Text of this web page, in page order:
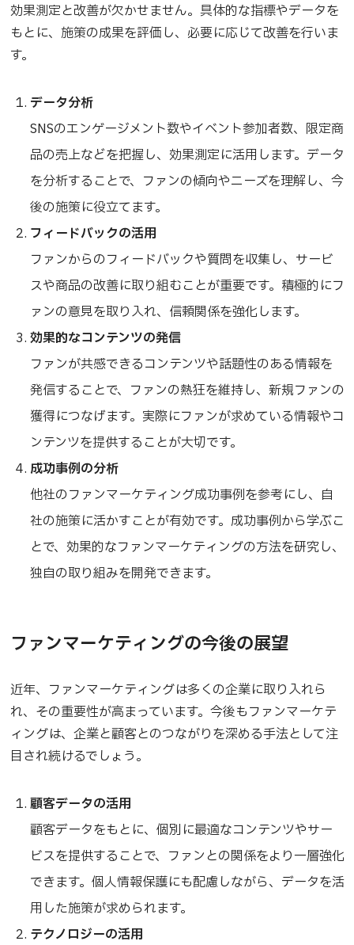
効果測定と改善が欠かせません。具体的な指標やデータを
もとに、施策の成果を評価し、必要に応じて改善を行いま
す。
データ分析
SNSのエンゲージメント数やイベント参加者数、限定商
品の売上などを把握し、効果測定に活用します。データ
を分析することで、ファンの傾向やニーズを理解し、今
後の施策に役立てます。
フィードバックの活用
ファンからのフィードバックや質問を収集し、サービ
スや商品の改善に取り組むことが重要です。積極的にフ
ァンの意見を取り入れ、信頼関係を強化します。
効果的なコンテンツの発信
ファンが共感できるコンテンツや話題性のある情報を
発信することで、ファンの熱狂を維持し、新規ファンの
獲得につなげます。実際にファンが求めている情報やコ
ンテンツを提供することが大切です。
成功事例の分析
他社のファンマーケティング成功事例を参考にし、自
社の施策に活かすことが有効です。成功事例から学ぶこ
とで、効果的なファンマーケティングの方法を研究し、
独自の取り組みを開発できます。
ファンマーケティングの今後の展望
近年、ファンマーケティングは多くの企業に取り入れら
れ、その重要性が高まっています。今後もファンマーケテ
ィングは、企業と顧客とのつながりを深める手法として注
目され続けるでしょう。
顧客データの活用
顧客データをもとに、個別に最適なコンテンツやサー
ビスを提供することで、ファンとの関係をより一層強化
できます。個人情報保護にも配慮しながら、データを活
用した施策が求められます。
テクノロジーの活用